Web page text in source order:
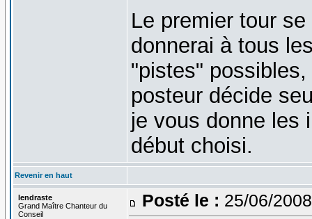
Le premier tour
donnerai à tous
"pistes"
posteur décide
je vous donne les
début choisi.
Revenir en haut
lendraste
Grand Maître Chanteur du
Conseil
Posté le : 25/06/